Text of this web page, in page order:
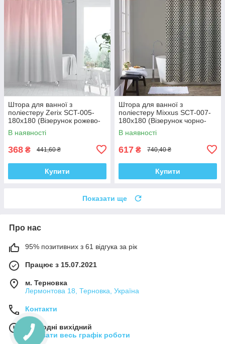
Штора для ванної з
поліестеру Zerix SCT-005-
180x180 (Візерунок рожево-
сірий) (ZX4989)
В наявності
368 ₴ 441,60 ₴
Купити
Штора для ванної з
поліестеру Mixxus SCT-007-
180x180 (Візерунок чорно-
білий) (AC0648)
В наявності
617 ₴ 740,40 ₴
Купити
Показати ще
Про нас
95% позитивних з 61 відгука за рік
Працює з 15.07.2021
м. Терновка
Лермонтова 18, Терновка, Україна
Контакти
Сьогодні вихідний
Показати весь графік роботи